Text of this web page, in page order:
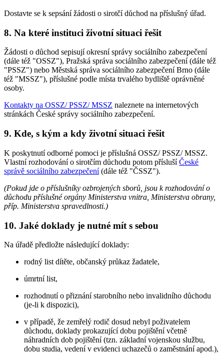
Dostavte se k sepsání žádosti o sirotčí důchod na příslušný úřad.
8. Na které instituci životní situaci řešit
Žádosti o důchod sepisují okresní správy sociálního zabezpečení
(dále též "OSSZ"), Pražská správa sociálního zabezpečení (dále též
"PSSZ") nebo Městská správa sociálního zabezpečení Brno (dále
též "MSSZ"), příslušné podle místa trvalého bydliště oprávněné
osoby.
Kontakty na OSSZ/ PSSZ/ MSSZ naleznete na internetových
stránkách České správy sociálního zabezpečení.
9. Kde, s kým a kdy životní situaci řešit
K poskytnutí odborné pomoci je příslušná OSSZ/ PSSZ/ MSSZ.
Vlastní rozhodování o sirotčím důchodu potom příslušíČeské
správě sociálního zabezpečení(dále též "ČSSZ").
(Pokud jde o příslušníky ozbrojených sborů, jsou k rozhodování o
důchodu příslušné orgány Ministerstva vnitra, Ministerstva obrany,
příp. Ministerstva spravedlnosti.)
10. Jaké doklady je nutné mít s sebou
Na úřadě předložte následující doklady:
rodný list dítěte, občanský průkaz žadatele,
úmrtní list,
rozhodnutí o přiznání starobního nebo invalidního důchodu
(je-li k dispozici),
v případě, že zemřelý rodič dosud nebyl poživatelem
důchodu, doklady prokazující dobu pojištění včetně
náhradních dob pojištění (tzn. základní vojenskou službu,
dobu studia, vedení v evidenci uchazečů o zaměstnání apod.),